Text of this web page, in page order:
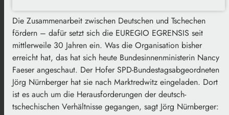
Die Zusammenarbeit zwischen Deutschen und Tschechen
fördern – dafür setzt sich die EUREGIO EGRENSIS seit
mittlerweile 30 Jahren ein. Was die Organisation bisher
erreicht hat, das hat sich heute Bundesinnenministerin Nancy
Faeser angeschaut. Der Hofer SPD-Bundestagsabgeordneten
Jörg Nürnberger hat sie nach Marktredwitz eingeladen. Dort
ist es auch um die Herausforderungen der deutsch-
tschechischen Verhältnisse gegangen, sagt Jörg Nürnberger: